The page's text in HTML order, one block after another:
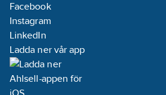
Facebook
Instagram
LinkedIn
Ladda ner vår app